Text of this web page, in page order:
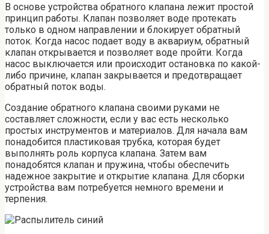
В основе устройства обратного клапана лежит простой
принцип работы. Клапан позволяет воде протекать
только в одном направлении и блокирует обратный
поток. Когда насос подает воду в аквариум, обратный
клапан открывается и позволяет воде пройти. Когда
насос выключается или происходит остановка по какой-
либо причине, клапан закрывается и предотвращает
обратный поток воды.
Создание обратного клапана своими руками не
составляет сложности, если у вас есть несколько
простых инструментов и материалов. Для начала вам
понадобится пластиковая трубка, которая будет
выполнять роль корпуса клапана. Затем вам
понадобятся клапан и пружина, чтобы обеспечить
надежное закрытие и открытие клапана. Для сборки
устройства вам потребуется немного времени и
терпения.